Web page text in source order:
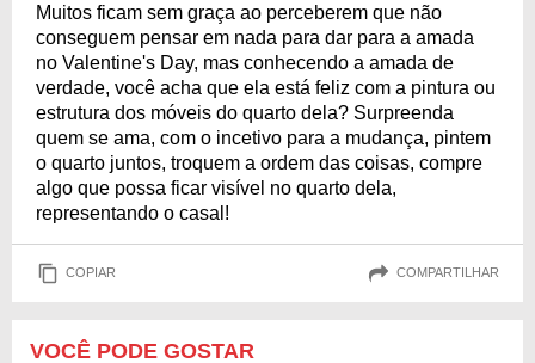
Muitos ficam sem graça ao perceberem que não
conseguem pensar em nada para dar para a amada
no Valentine's Day, mas conhecendo a amada de
verdade, você acha que ela está feliz com a pintura ou
estrutura dos móveis do quarto dela? Surpreenda
quem se ama, com o incetivo para a mudança, pintem
o quarto juntos, troquem a ordem das coisas, compre
algo que possa ficar visível no quarto dela,
representando o casal!
COPIAR COMPARTILHAR
VOCÊ PODE GOSTAR